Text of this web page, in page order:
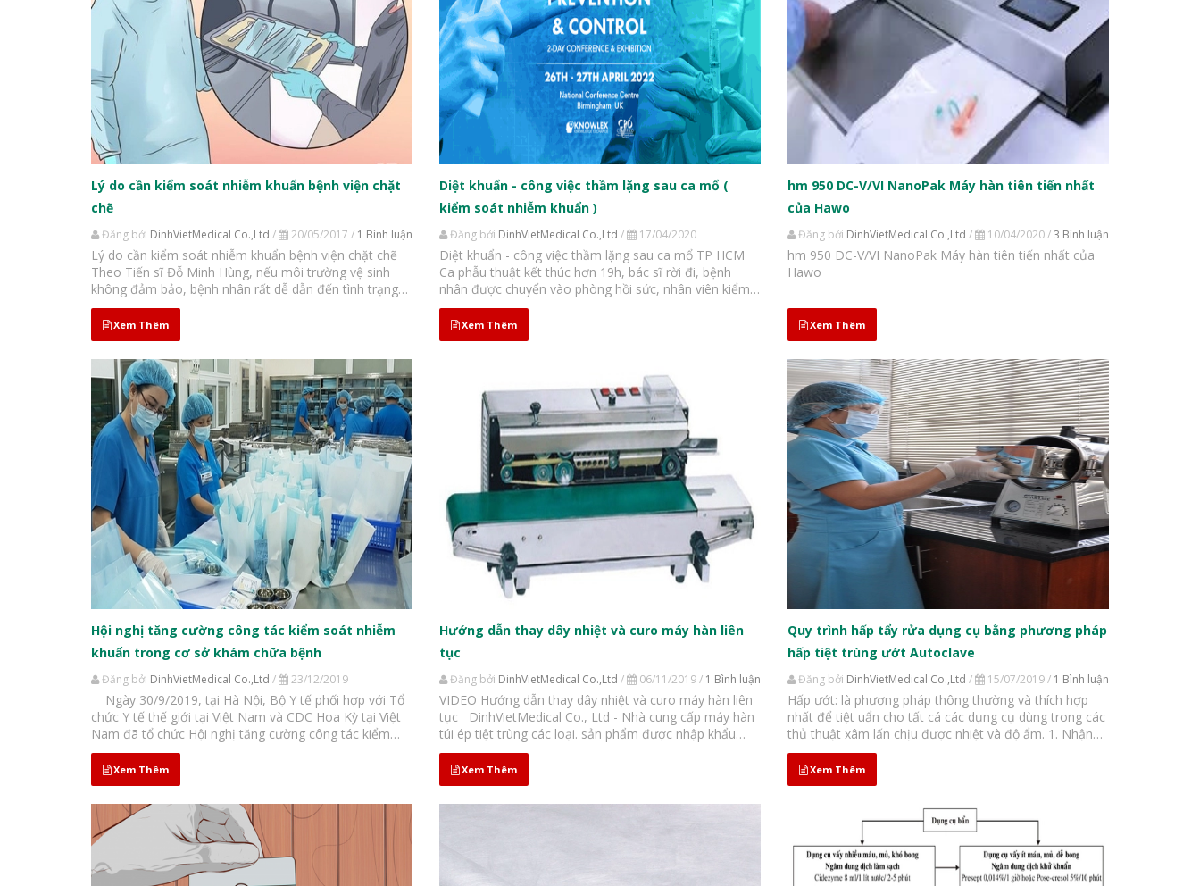
Lý do cần kiểm soát nhiễm khuẩn bệnh viện chặt
chẽ
Đăng bởi DinhVietMedical Co.,Ltd / 20/05/2017 / 1 Bình luận
Lý do cần kiểm soát nhiễm khuẩn bệnh viện chặt chẽ
Theo Tiến sĩ Đỗ Minh Hùng, nếu môi trường vệ sinh
không đảm bảo, bệnh nhân rất dễ dẫn đến tình trạng
viêm nhiễm nặng. Mối lo từ nhiễm khuẩn bệnh viện
Nhiễm khuẩn bệnh viện là một trong những vấn đề...
Xem Thêm
Diệt khuẩn - công việc thầm lặng sau ca mổ (
kiểm soát nhiễm khuẩn )
Đăng bởi DinhVietMedical Co.,Ltd / 17/04/2020
Diệt khuẩn - công việc thầm lặng sau ca mổ TP HCM
Ca phẫu thuật kết thúc hơn 19h, bác sĩ rời đi, bệnh
nhân được chuyển vào phòng hồi sức, nhân viên kiểm
soát nhiễm khuẩn bắt tay vào việc. Hai nhân viên Khoa
Kiểm soát Nhiễm khuẩn, Bệnh viện Bình...
Xem Thêm
hm 950 DC-V/VI NanoPak Máy hàn tiên tiến nhất
của Hawo
Đăng bởi DinhVietMedical Co.,Ltd / 10/04/2020 /3 Bình luận
hm 950 DC-V/VI NanoPak Máy hàn tiên tiến nhất của
Hawo
Xem Thêm
Hội nghị tăng cường công tác kiểm soát nhiễm
khuẩn trong cơ sở khám chữa bệnh
Đăng bởi DinhVietMedical Co.,Ltd / 23/12/2019
Ngày 30/9/2019, tại Hà Nội, Bộ Y tế phối hợp với Tổ
chức Y tế thế giới tại Việt Nam và CDC Hoa Kỳ tại Việt
Nam đã tổ chức Hội nghị tăng cường công tác kiểm
soát nhiễm khuẩn(KSNK) tại Khoa Gây mê hồi sức và
hồi sức tích cực...
Xem Thêm
Hướng dẫn thay dây nhiệt và curo máy hàn liên
tục
Đăng bởi DinhVietMedical Co.,Ltd / 06/11/2019 / 1 Bình luận
VIDEO Hướng dẫn thay dây nhiệt và curo máy hàn liên
tục DinhVietMedical Co., Ltd - Nhà cung cấp máy hàn
túi ép tiệt trùng các loại. sản phẩm được nhập khẩu
trực tiếp từ những hãng nổi tiếng : Hawo, EeasySeal,
Yuzhong,...v.v.. các sản phẩm máy hàn túi ép tiệt trùng
đều...
Xem Thêm
Quy trình hấp tẩy rửa dụng cụ bằng phương pháp
hấp tiệt trùng ướt Autoclave
Đăng bởi DinhVietMedical Co.,Ltd / 15/07/2019 / 1 Bình luận
Hấp ướt: là phương pháp thông thường và thích hợp
nhất để tiệt uẩn cho tất cá các dụng cụ dùng trong các
thủ thuật xâm lấn chịu được nhiệt và độ ẩm. 1. Nhận
định chung Vô khuẩn tiệt khuẩn là một trong những yêu
cầu hàng đầu của ngành y...
Xem Thêm